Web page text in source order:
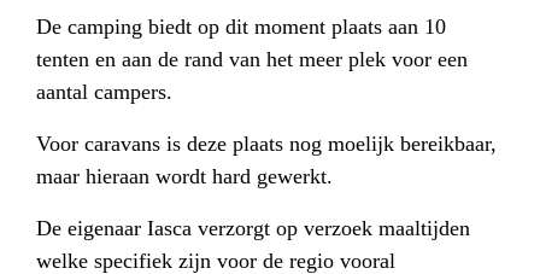
De camping biedt op dit moment plaats aan 10
tenten en aan de rand van het meer plek voor een
aantal campers.
Voor caravans is deze plaats nog moelijk bereikbaar,
maar hieraan wordt hard gewerkt.
De eigenaar Iasca verzorgt op verzoek maaltijden
welke specifiek zijn voor de regio vooral